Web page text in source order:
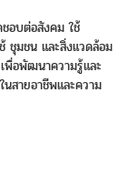
อบต่อสังคม ใช้
ชุมชน และสิ่งแวดล้อม
พื่อพัฒนาความรู้และ
นสายอาชีพและความ